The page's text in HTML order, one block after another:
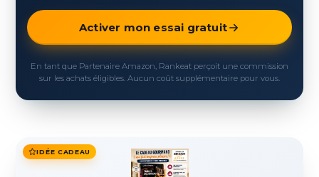
Activer mon essai gratuit
En tant que Partenaire Amazon, Rankeat perçoit une commission
sur les achats éligibles. Aucun coût supplémentaire pour vous.
IDÉE CADEAU